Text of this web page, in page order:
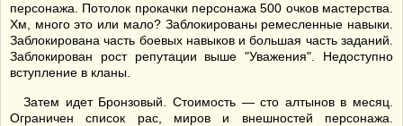
персонажа. Потолок прокачки персонажа 500 очков мастерства.
Хм, много это или мало? Заблокированы ремесленные навыки.
Заблокирована часть боевых навыков и большая часть заданий.
Заблокирован рост репутации выше "Уважения". Недоступно
вступление в кланы.
Затем идет Бронзовый. Стоимость — сто алтынов в месяц.
Ограничен список рас, миров и внешностей персонажа.